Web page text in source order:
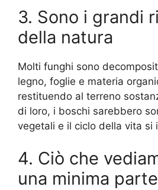
3. Sono i grandi
della natura
Molti funghi sono
legno, foglie e materia
restituendo al terreno
di loro, i boschi sarebbero
vegetali e il ciclo della vita si
4. Ciò che
una minima parte